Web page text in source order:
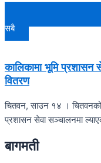
सबै
कालिकामा भूमि प्रशासन
वितरण
चितवन, साउन १४ । चितवनको
प्रशासन सेवा सञ्चालनमा
बागमती